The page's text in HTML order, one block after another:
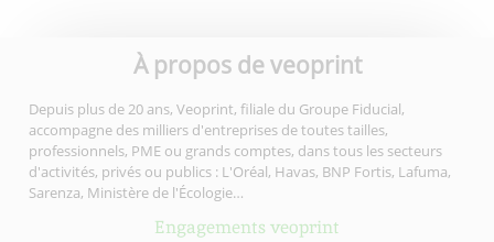
À propos de veoprint
Depuis plus de 20 ans, Veoprint, filiale du Groupe Fiducial,
accompagne des milliers d'entreprises de toutes tailles,
professionnels, PME ou grands comptes, dans tous les secteurs
d'activités, privés ou publics : L'Oréal, Havas, BNP Fortis, Lafuma,
Sarenza, Ministère de l'Écologie…
Engagements veoprint